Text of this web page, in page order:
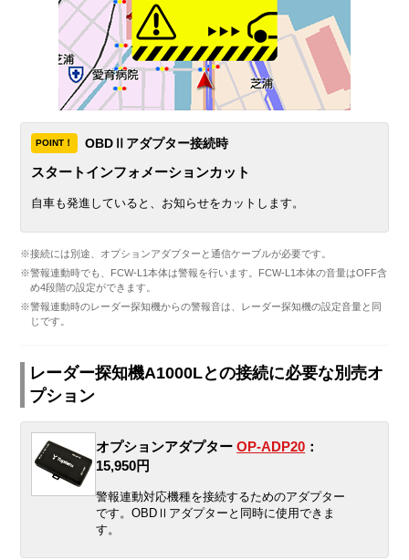
POINT！ OBDⅡアダプター接続時
スタートインフォメーションカット
⾃⾞も発進していると、お知らせをカットします。
※接続には別途、オプションアダプターと通信ケーブルが必要です。
※警報連動時でも、FCW-L1本体は警報を行います。FCW-L1本体の音量はOFF含
め4段階の設定ができます。
※警報連動時のレーダー探知機からの警報音は、レーダー探知機の設定音量と同
じです。
レーダー探知機A1000Lとの接続に必要な別売オ
プション
オプションアダプターOP-ADP20 ：
15,950円
警報連動対応機種を接続するためのアダプター
です。OBDⅡアダプターと同時に使用できま
す。